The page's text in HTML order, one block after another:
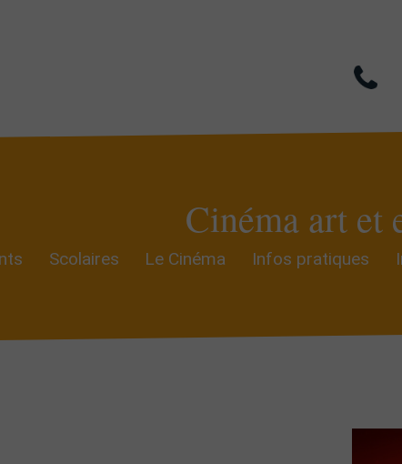
Cinéma art et
Scolaires Le Cinéma Infos pratiques